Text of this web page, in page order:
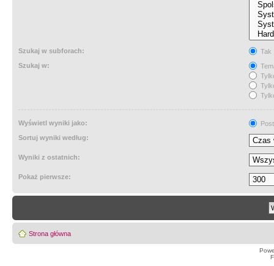
Szukaj w subforach:
Tak
Szukaj w:
Wyświetl wyniki jako:
Sortuj wyniki według:
Wyniki z ostatnich:
Pokaż pierwsze:
Strona główna